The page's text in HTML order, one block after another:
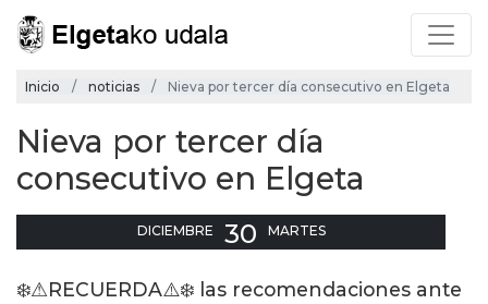
Inicio noticias Nieva por tercer día consecutivo en Elgeta
Nieva por tercer día
consecutivo en Elgeta
DICIEMBRE 30 MARTES
❄️⚠RECUERDA⚠️❄️ las recomendaciones ante